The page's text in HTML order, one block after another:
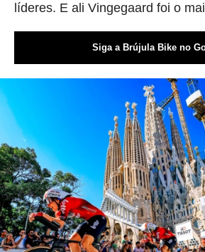
líderes. E ali Vingegaard foi o
Siga a Brújula Bike no